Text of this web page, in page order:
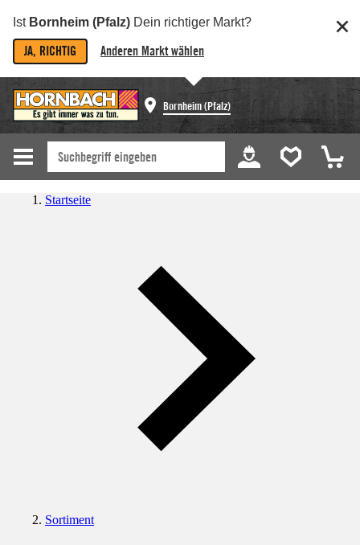
Ist Bornheim (Pfalz) Dein richtiger Markt?
JA, RICHTIG Anderen Markt wählen
Bornheim (Pfalz)
Startseite
Sortiment